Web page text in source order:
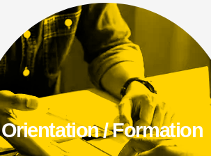
Orientation / Formation